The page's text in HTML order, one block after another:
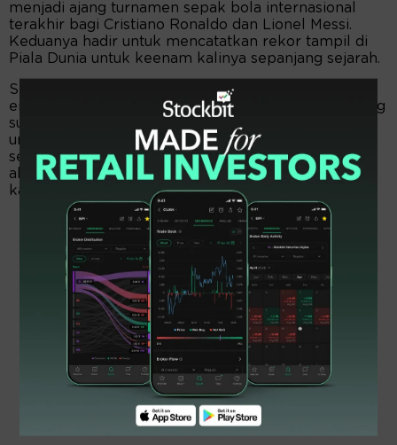
menjadi ajang turnamen sepak bola internasional
terakhir bagi Cristiano Ronaldo dan Lionel Messi.
Keduanya hadir untuk mencatatkan rekor tampil di
Piala Dunia untuk keenam kalinya sepanjang sejarah.
Seperti diketahui turnamen ini menjadi sangat
emosional dan bersejarah karena usia keduanya yang
sudah tidak muda lagi: Cristiano Ronaldo bermain
untuk Portugal di usianya yang menginjak 41 tahun,
secara resmi telah mengonfirmasi bahwa ajang ini
akan menjadi partisipasi Piala Dunia terakhir dalam
kariernya.